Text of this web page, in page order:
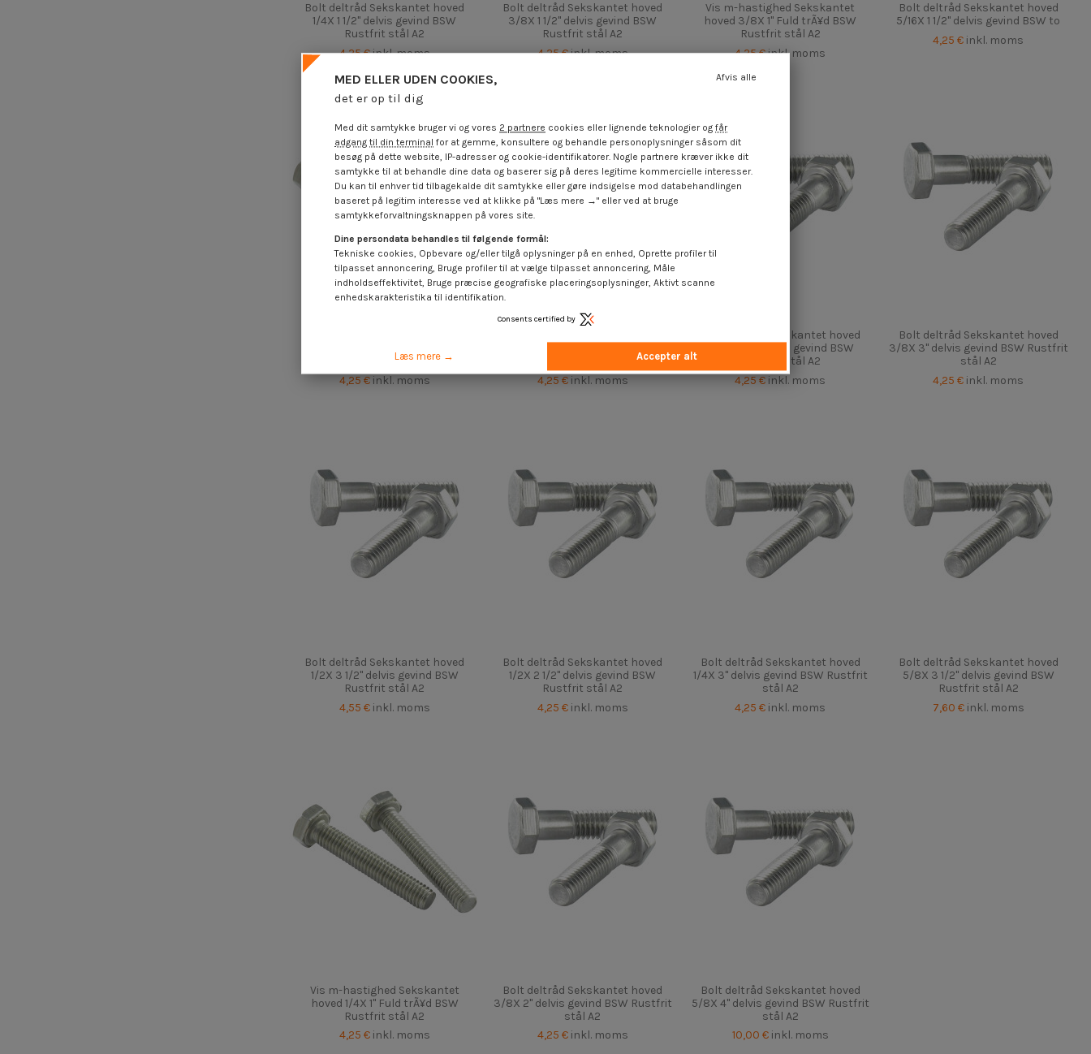
Bolt deltråd Sekskantet hoved
1/4X 1 1/2" delvis gevind BSW
Rustfrit stål A2
4,25 €inkl. moms
Bolt deltråd Sekskantet hoved
3/8X 1 1/2" delvis gevind BSW
Rustfrit stål A2
4,25 €inkl. moms
Vis m-hastighed Sekskantet
hoved 3/8X 1" Fuld trÃ¥d BSW
Rustfrit stål A2
4,25 €inkl. moms
Bolt deltråd Sekskantet hoved
5/16X 1 1/2" delvis gevind BSW to
4,25 € inkl. moms
Rustfrit stål A2
4,25 € inkl. moms
4,25 € inkl. moms
Bolt deltråd Sekskantet hoved
1/4X 2 1/2" delvis gevind BSW
Rustfrit stål A2
4,25 € inkl. moms
Bolt deltråd Sekskantet hoved
3/8X 3" delvis gevind BSW Rustfrit
stål A2
4,25 € inkl. moms
Bolt deltråd Sekskantet hoved
1/2X 3 1/2" delvis gevind BSW
Rustfrit stål A2
4,55 € inkl. moms
Bolt deltråd Sekskantet hoved
1/2X 2 1/2" delvis gevind BSW
Rustfrit stål A2
4,25 € inkl. moms
Bolt deltråd Sekskantet hoved
1/4X 3" delvis gevind BSW Rustfrit
stål A2
4,25 € inkl. moms
Bolt deltråd Sekskantet hoved
5/8X 3 1/2" delvis gevind BSW
Rustfrit stål A2
7,60 € inkl. moms
Vis m-hastighed Sekskantet
hoved 1/4X 1" Fuld trÃ¥d BSW
Rustfrit stål A2
4,25 € inkl. moms
Bolt deltråd Sekskantet hoved
3/8X 2" delvis gevind BSW Rustfrit
stål A2
4,25 € inkl. moms
Bolt deltråd Sekskantet hoved
5/8X 4" delvis gevind BSW Rustfrit
stål A2
10,00 € inkl. moms
MED ELLER UDEN COOKIES,
det er op til dig
Afvis alle
Med dit samtykke bruger vi og vores 2 partnere cookies eller lignende teknologier og får
adgang til din terminal for at gemme, konsultere og behandle personoplysninger såsom dit
besøg på dette website, IP-adresser og cookie-identifikatorer. Nogle partnere kræver ikke dit
samtykke til at behandle dine data og baserer sig på deres legitime kommercielle interesser.
Du kan til enhver tid tilbagekalde dit samtykke eller gøre indsigelse mod databehandlingen
baseret på legitim interesse ved at klikke på "Læs mere →" eller ved at bruge
samtykkeforvaltningsknappen på vores site.
Dine persondata behandles til følgende formål:
Tekniske cookies, Opbevare og/eller tilgå oplysninger på en enhed, Oprette profiler til
tilpasset annoncering, Bruge profiler til at vælge tilpasset annoncering, Måle
indholdseffektivitet, Bruge præcise geografiske placeringsoplysninger, Aktivt scanne
enhedskarakteristika til identifikation.
Consents certified by
Læs mere → Accepter alt